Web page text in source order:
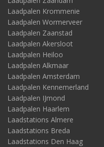
Laadpalen Krommenie
Laadpalen Wormerveer
Laadpalen Zaanstad
Laadpalen Akersloot
Laadpalen Heiloo
Laadpalen Alkmaar
Laadpalen Amsterdam
Laadpalen Kennemerland
Laadpalen IJmond
Laadpalen Haarlem
Laadstations Almere
Laadstations Breda
Laadstations Den Haag